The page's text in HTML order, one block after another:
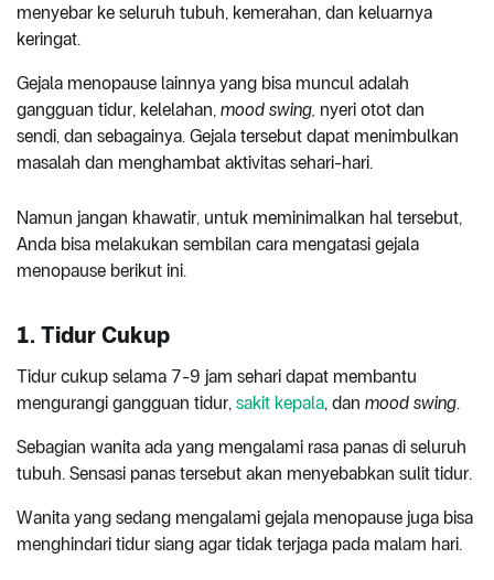
menyebar ke seluruh tubuh, kemerahan, dan keluarnya
keringat.
Gejala menopause lainnya yang bisa muncul adalah
gangguan tidur, kelelahan, mood swing, nyeri otot dan
sendi, dan sebagainya. Gejala tersebut dapat menimbulkan
masalah dan menghambat aktivitas sehari-hari.
Namun jangan khawatir, untuk meminimalkan hal tersebut,
Anda bisa melakukan sembilan cara mengatasi gejala
menopause berikut ini.
1. Tidur Cukup
Tidur cukup selama 7-9 jam sehari dapat membantu
mengurangi gangguan tidur, sakit kepala, dan mood swing.
Sebagian wanita ada yang mengalami rasa panas di seluruh
tubuh. Sensasi panas tersebut akan menyebabkan sulit tidur.
Wanita yang sedang mengalami gejala menopause juga bisa
menghindari tidur siang agar tidak terjaga pada malam hari.